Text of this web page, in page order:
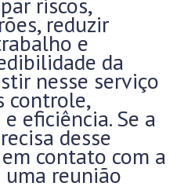
reduzir
e
da
nesse serviço
controle,
eficiência. Se a
desse
contato com a
uma reunião